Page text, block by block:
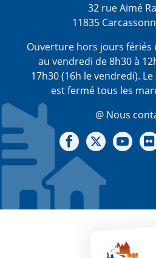
32 rue Aimé
11835
Ouverture hors jours fériés
au vendredi de 8h30 à
17h30 (16h le vendredi).
est fermé tous les
@ Nous
Notre Facebook
Notre X -